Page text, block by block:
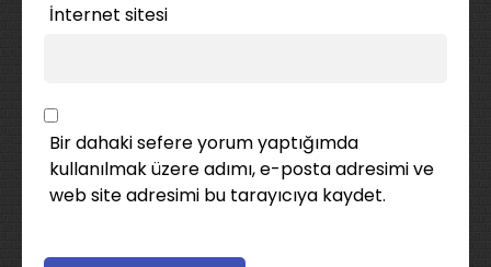
İnternet sitesi
Bir dahaki sefere yorum yaptığımda
kullanılmak üzere adımı, e-posta adresimi ve
web site adresimi bu tarayıcıya kaydet.